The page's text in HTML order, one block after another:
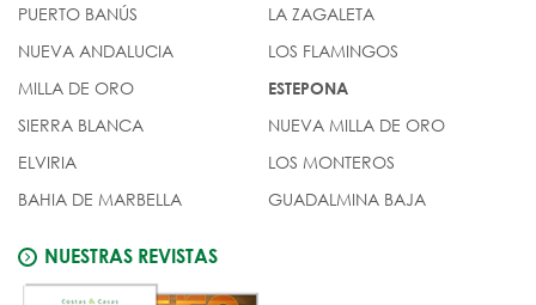
PUERTO BANÚS
NUEVA ANDALUCIA
MILLA DE ORO
SIERRA BLANCA
ELVIRIA
BAHIA DE MARBELLA
LA ZAGALETA
LOS FLAMINGOS
ESTEPONA
NUEVA MILLA DE ORO
LOS MONTEROS
GUADALMINA BAJA
NUESTRAS REVISTAS